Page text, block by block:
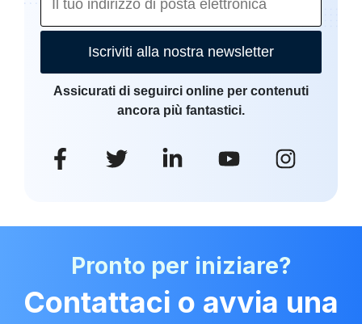
Iscriviti alla nostra newsletter
Assicurati di seguirci online per contenuti
ancora più fantastici.
Pronto per iniziare?
Contattaci o avvia una